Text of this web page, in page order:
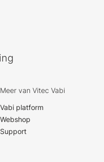
Meer van Vitec Vabi
Vabi platform
Webshop
Support